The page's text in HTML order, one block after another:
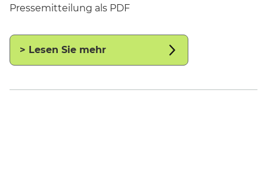
Pressemitteilung als PDF
> Lesen Sie mehr